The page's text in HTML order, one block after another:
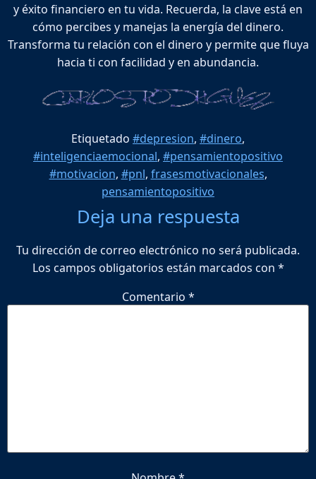
y éxito financiero en tu vida. Recuerda, la clave está en
cómo percibes y manejas la energía del dinero.
Transforma tu relación con el dinero y permite que fluya
hacia ti con facilidad y en abundancia.
Etiquetado #depresion, #dinero,
#inteligenciaemocional, #pensamientopositivo
#motivacion, #pnl, frasesmotivacionales,
pensamientopositivo
Deja una respuesta
Tu dirección de correo electrónico no será publicada.
Los campos obligatorios están marcados con *
Comentario *